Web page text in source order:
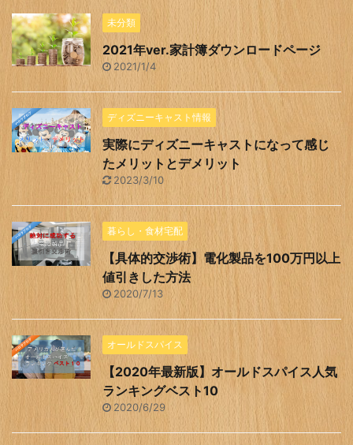
未分類
2021年ver.家計簿ダウンロードページ
2021/1/4
ディズニーキャスト情報
実際にディズニーキャストになって感じ
たメリットとデメリット
2023/3/10
暮らし・食材宅配
【具体的交渉術】電化製品を100万円以上
値引きした方法
2020/7/13
オールドスパイス
【2020年最新版】オールドスパイス人気
ランキングベスト10
2020/6/29